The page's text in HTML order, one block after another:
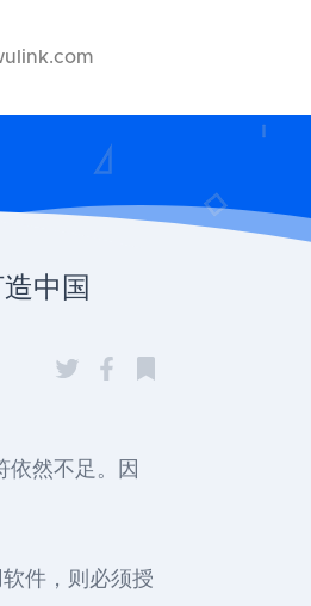
中国
依然不足。因
件，则必须授